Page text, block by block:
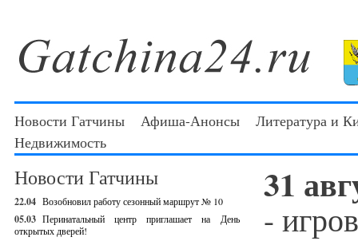
Новости Гатчины Афиша-Анонсы
Литература и
Недвижимость
Новости Гатчины
22.04 Возобновил работу сезонный маршрут № 10
05.03 Перинатальный центр приглашает на День
открытых дверей!
31
-